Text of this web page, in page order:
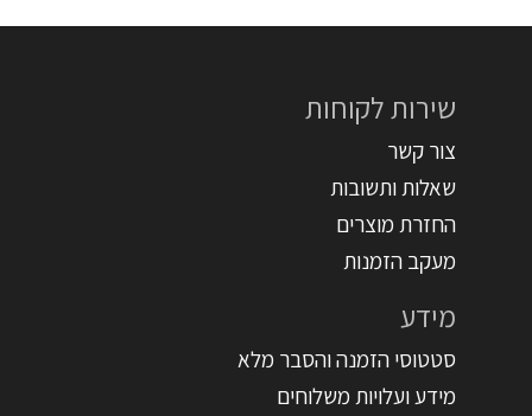
שירות לקוחות
צור קשר
שאלות ותשובות
החזרת מוצרים
מעקב הזמנות
מידע
סטטוסי הזמנה והסבר מלא
מידע ועלויות משלוחים